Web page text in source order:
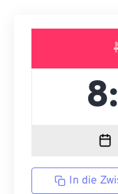
In die